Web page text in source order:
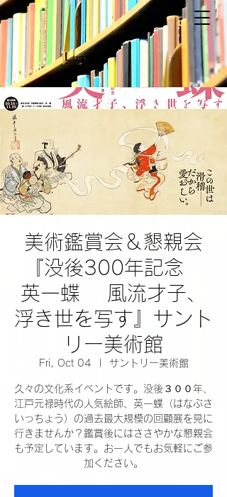
美術鑑賞会＆懇親会
『没後300年記念
英一蝶 風流才子、
浮き世を写す』サント
リー美術館
Fri, Oct 04 サントリー美術館
久々の文化系イベントです。没後３００年、
江戸元禄時代の人気絵師、英一蝶（はなぶさ
いっちょう）の過去最大規模の回顧展を見に
行きませんか？鑑賞後にはささやかな懇親会
も予定しています。お一人でもお気軽にご参
加ください。